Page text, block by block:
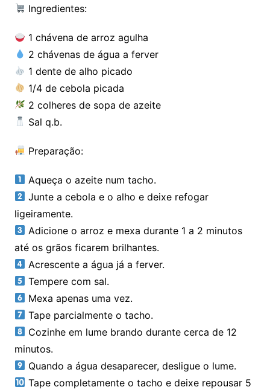
Ingredientes:
1 chávena de arroz agulha
2 chávenas de água a ferver
1 dente de alho picado
1/4 de cebola picada
2 colheres de sopa de azeite
Sal q.b.
Preparação:
Aqueça o azeite num tacho.
Junte a cebola e o alho e deixe refogar
ligeiramente.
Adicione o arroz e mexa durante 1 a 2 minutos
até os grãos ficarem brilhantes.
Acrescente a água já a ferver.
Tempere com sal.
Mexa apenas uma vez.
Tape parcialmente o tacho.
Cozinhe em lume brando durante cerca de 12
minutos.
Quando a água desaparecer, desligue o lume.
Tape completamente o tacho e deixe repousar 5